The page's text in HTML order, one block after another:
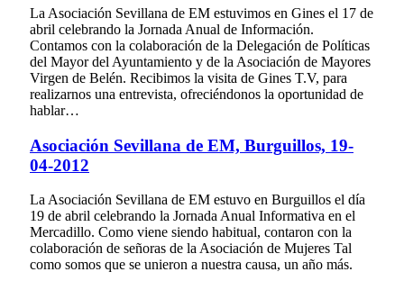
La Asociación Sevillana de EM estuvimos en Gines el 17 de
abril celebrando la Jornada Anual de Información.
Contamos con la colaboración de la Delegación de Políticas
del Mayor del Ayuntamiento y de la Asociación de Mayores
Virgen de Belén. Recibimos la visita de Gines T.V, para
realizarnos una entrevista, ofreciéndonos la oportunidad de
hablar…
Asociación Sevillana de EM, Burguillos, 19-
04-2012
La Asociación Sevillana de EM estuvo en Burguillos el día
19 de abril celebrando la Jornada Anual Informativa en el
Mercadillo. Como viene siendo habitual, contaron con la
colaboración de señoras de la Asociación de Mujeres Tal
como somos que se unieron a nuestra causa, un año más.